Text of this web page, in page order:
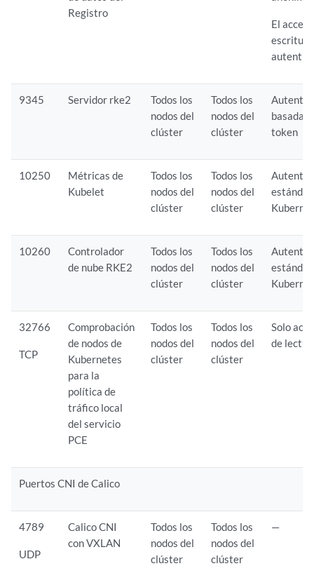
Registro
El
9345 Servidor rke2
Todos los
nodos del
clúster
Todos los
nodos del
clúster
basada
token
10250
Métricas de
Kubelet
Todos los
nodos del
clúster
Todos los
nodos del
clúster
10260
Controlador
de nube RKE2
Todos los
nodos del
clúster
Todos los
nodos del
clúster
32766
TCP
Comprobación
de nodos de
Kubernetes
para la
política de
tráfico local
del servicio
PCE
Todos los
nodos del
clúster
Todos los
nodos del
clúster
Solo
de
Puertos CNI de Calico
4789
UDP
Calico CNI
con VXLAN
Todos los
nodos del
clúster
Todos los
nodos del
clúster
—